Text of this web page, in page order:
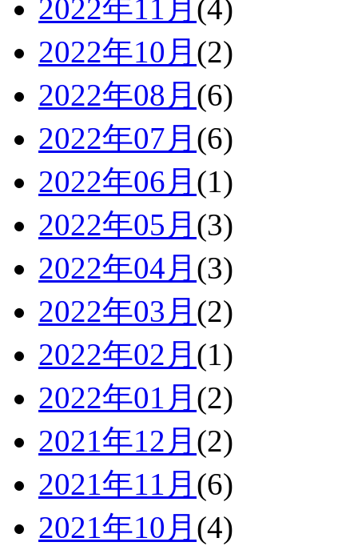
2022年11月 (4)
2022年10月 (2)
2022年08月 (6)
2022年07月 (6)
2022年06月 (1)
2022年05月 (3)
2022年04月 (3)
2022年03月 (2)
2022年02月 (1)
2022年01月 (2)
2021年12月 (2)
2021年11月 (6)
2021年10月 (4)